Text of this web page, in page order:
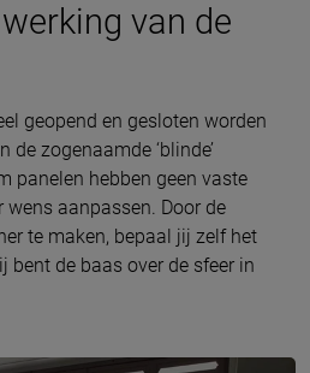
van de
geopend en gesloten worden
zogenaamde ‘blinde’
panelen hebben geen vaste
aanpassen. Door de
te maken, bepaal jij zelf het
bent de baas over de sfeer in